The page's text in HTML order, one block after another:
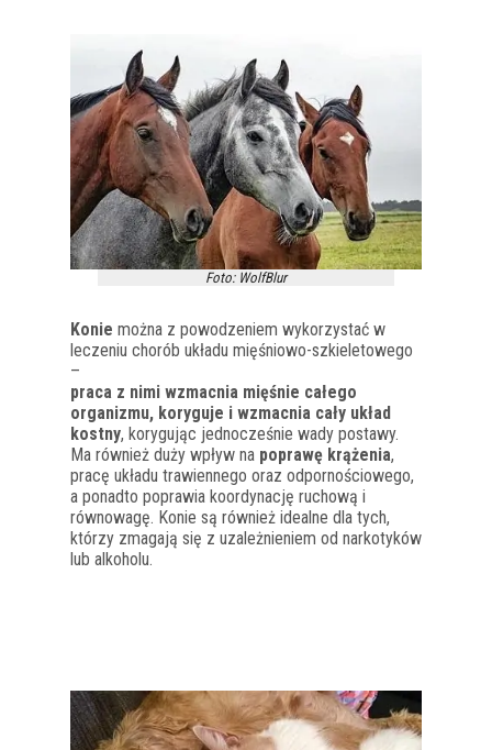
Foto: WolfBlur
Konie można z powodzeniem wykorzystać w
leczeniu chorób układu mięśniowo-szkieletowego
–
praca z nimi wzmacnia mięśnie całego
organizmu, koryguje i wzmacnia cały układ
kostny, korygując jednocześnie wady postawy.
Ma również duży wpływ na poprawę krążenia,
pracę układu trawiennego oraz odpornościowego,
a ponadto poprawia koordynację ruchową i
równowagę. Konie są również idealne dla tych,
którzy zmagają się z uzależnieniem od narkotyków
lub alkoholu.